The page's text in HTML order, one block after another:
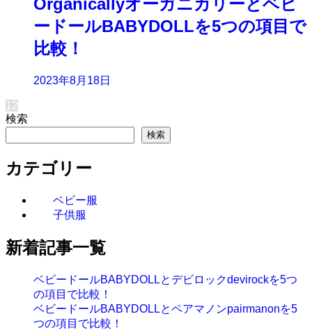
Organicallyオーガニカリーとベビ
ードールBABYDOLLを5つの項目で
比較！
2023年8月18日
1 2
検索
検索
カテゴリー
ベビー服
子供服
新着記事一覧
ベビードールBABYDOLLとデビロックdevirockを5つ
の項目で比較！
ベビードールBABYDOLLとペアマノンpairmanonを5
つの項目で比較！